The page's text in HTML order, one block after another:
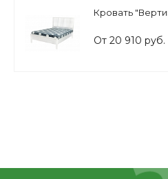
Кровать
От 20 910 руб.